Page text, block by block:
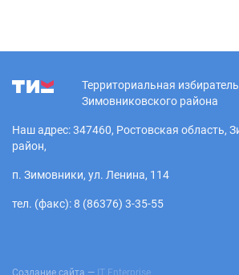
Территориальная
Зимовниковского района
Наш адрес: 347460, Ростовская область,
район,
п. Зимовники, ул. Ленина, 114
тел. (факс): 8 (86376) 3-35-55